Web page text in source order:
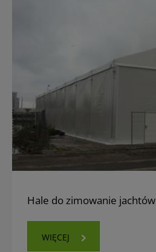
Hale do zimowanie jachtów
WIĘCEJ